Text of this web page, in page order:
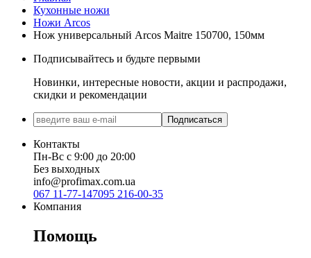
Кухонные ножи
Ножи Arcos
Нож универсальный Arcos Maitre 150700, 150мм
Подписывайтесь и будьте первыми
Новинки, интересные новости, акции и распродажи,
скидки и рекомендации
Подписаться
Контакты
Пн-Вс с 9:00 до 20:00
Без выходных
info@profimax.com.ua
067 11-77-147095 216-00-35
Компания
Помощь